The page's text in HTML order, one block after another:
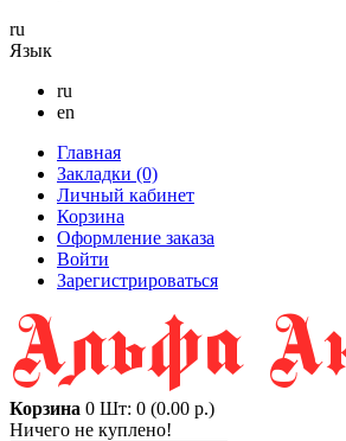
ru
Язык
ru
en
Главная
Закладки (0)
Личный кабинет
Корзина
Оформление заказа
Войти
Зарегистрироваться
Корзина 0 Шт: 0 (0.00 р.)
Ничего не куплено!